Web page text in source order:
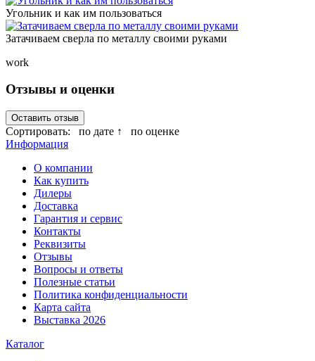
Угольник и как им пользоваться
Затачиваем сверла по металлу своими руками
work
Отзывы и оценки
Оставить отзыв
Сортировать: по дате ↑
по оценке
Информация
О компании
Как купить
Дилеры
Доставка
Гарантия и сервис
Контакты
Реквизиты
Отзывы
Вопросы и ответы
Полезные статьи
Политика конфиденциальности
Карта сайта
Выставка 2026
Каталог